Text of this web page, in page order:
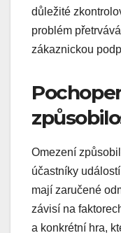
důležité
problém
zákaznickou
Omezení
účastníky
mají zaručené
závisí na
a konkrétní hra,